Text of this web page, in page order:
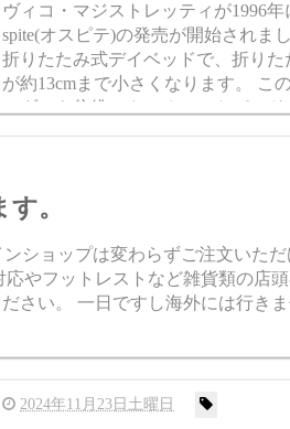
ヴィコ・マジストレッティが1996
spite(オスピテ)の発売が開始されま
折りたたみ式デイベッドで、折りた
が約13cmまで小さくなります。 こ
モダンを彷彿とさせるシートパッド
ンの色はマジストレッティの指定配
。
ショップは変わらずご注文いただ
やフットレストなど雑貨類の店
さい。 一日ですし海外には行き
2024年11月23日土曜日